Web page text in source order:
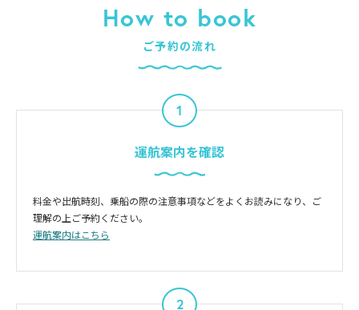
How to book
ご予約の流れ
1
運航案内を確認
料金や出航時刻、乗船の際の注意事項などをよくお読みになり、ご
理解の上ご予約ください。
運航案内はこちら
2